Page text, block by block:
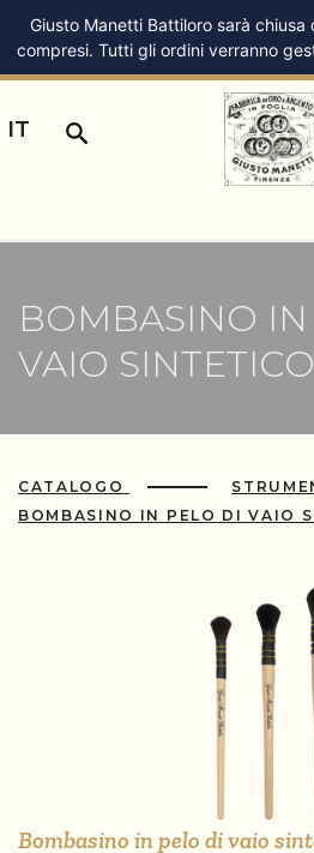
Giusto Manetti Battiloro sarà
compresi. Tutti gli ordini verranno
IT
BOMBASINO
VAIO
CATALOGO
BOMBASINO IN PELO DI VAIO
Bombasino in pelo di vaio